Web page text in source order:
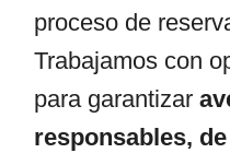
proceso de
Trabajamos con
para garantizar
responsables,